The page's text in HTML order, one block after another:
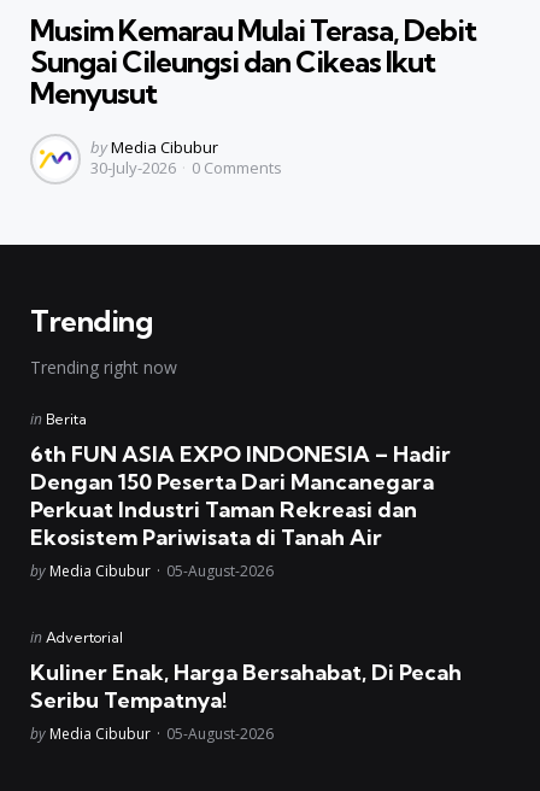
Musim Kemarau Mulai Terasa, Debit
Sungai Cileungsi dan Cikeas Ikut
Menyusut
Posted
by
byMedia Cibubur
30-July-2026
0 Comments
Trending
Trending right now
Posted
in Berita
6th FUN ASIA EXPO INDONESIA – Hadir
Dengan 150 Peserta Dari Mancanegara
Perkuat Industri Taman Rekreasi dan
Ekosistem Pariwisata di Tanah Air
Posted
by Media Cibubur 05-August-2026
Posted
in Advertorial
Kuliner Enak, Harga Bersahabat, Di Pecah
Seribu Tempatnya!
Posted
by Media Cibubur 05-August-2026